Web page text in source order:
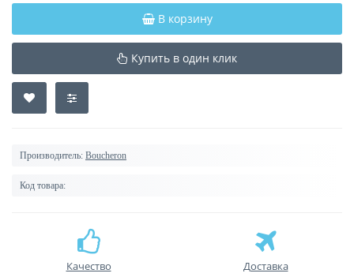
В корзину
Купить в один клик
Производитель: Boucheron
Код товара:
Качество Доставка